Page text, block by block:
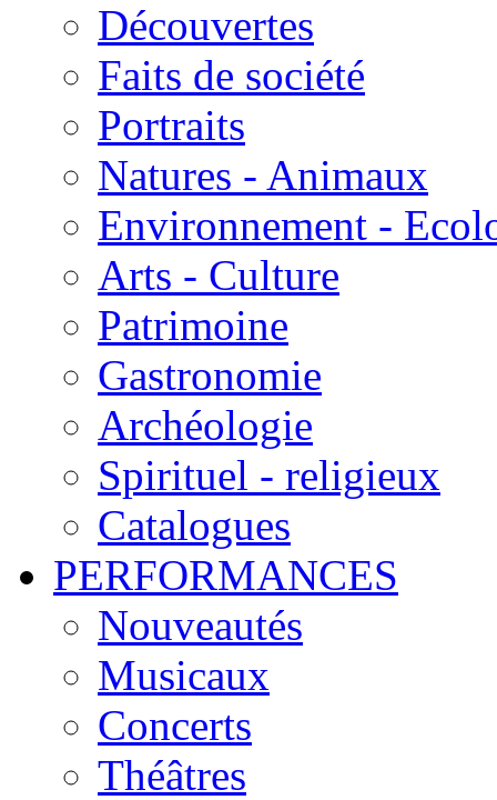
Découvertes
Faits de société
Portraits
Natures - Animaux
Environnement -
Arts - Culture
Patrimoine
Gastronomie
Archéologie
Spirituel - religieux
Catalogues
PERFORMANCES
Nouveautés
Musicaux
Concerts
Théâtres